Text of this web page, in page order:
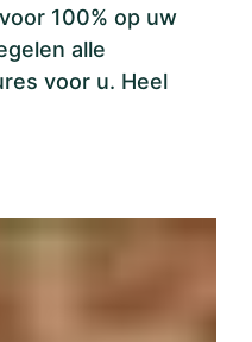
100% op uw
alle
voor u. Heel